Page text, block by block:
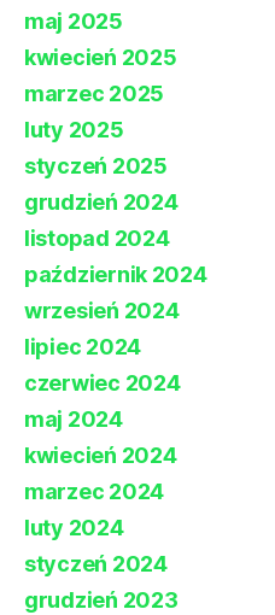
maj 2025
kwiecień 2025
marzec 2025
luty 2025
styczeń 2025
grudzień 2024
listopad 2024
październik 2024
wrzesień 2024
lipiec 2024
czerwiec 2024
maj 2024
kwiecień 2024
marzec 2024
luty 2024
styczeń 2024
grudzień 2023